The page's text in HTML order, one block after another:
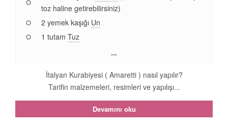
toz haline getirebilirsiniz)
2 yemek kaşığı Un
1 tutam Tuz
...
İtalyan Kurabiyesi ( Amaretti ) nasıl yapılır?
Tarifin malzemeleri, resimleri ve yapılışı...
Devamını oku